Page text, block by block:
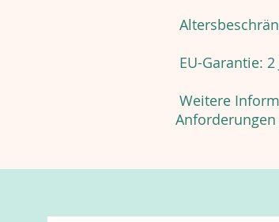
EU-Garantie: 2
Weitere